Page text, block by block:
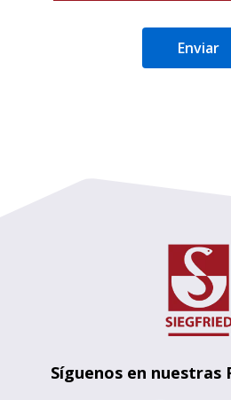
Síguenos en nuestras